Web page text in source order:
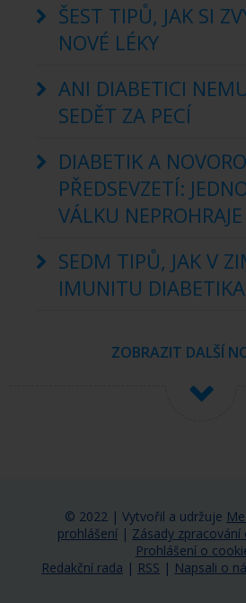
ŠEST TIPŮ, JAK SI
NOVÉ LÉKY
ANI DIABETICI
SEDĚT ZA PECÍ
DIABETIK A
PŘEDSEVZETÍ:
VÁLKU NEPROHRAJE
SEDM TIPŮ, JAK V
IMUNITU DIABETIKA
ZOBRAZIT DALŠÍ
© 2022 | Vytvořil a udržuje
prohlášení | Zásady
Prohlášení o
Redakční rada | RSS | Napsali o